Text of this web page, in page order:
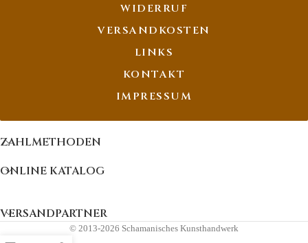
WIDERRUF
VERSANDKOSTEN
LINKS
KONTAKT
IMPRESSUM
ZAHLMETHODEN
ONLINE KATALOG
VERSANDPARTNER
© 2013-2026 Schamanisches Kunsthandwerk